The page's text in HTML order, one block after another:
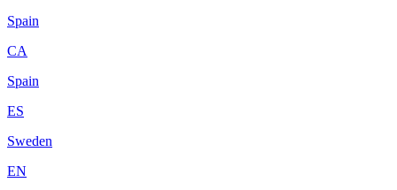
Spain
CA
Spain
ES
Sweden
EN